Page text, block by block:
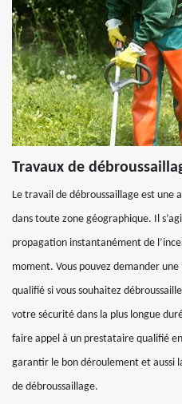
Travaux de
Le travail de débroussaillage est une
dans toute zone géographique. Il
propagation instantanément de
moment. Vous pouvez demander
qualifié si vous souhaitez
votre sécurité dans la plus longue
faire appel à un prestataire qualifié
garantir le bon déroulement et aussi
de débroussaillage.